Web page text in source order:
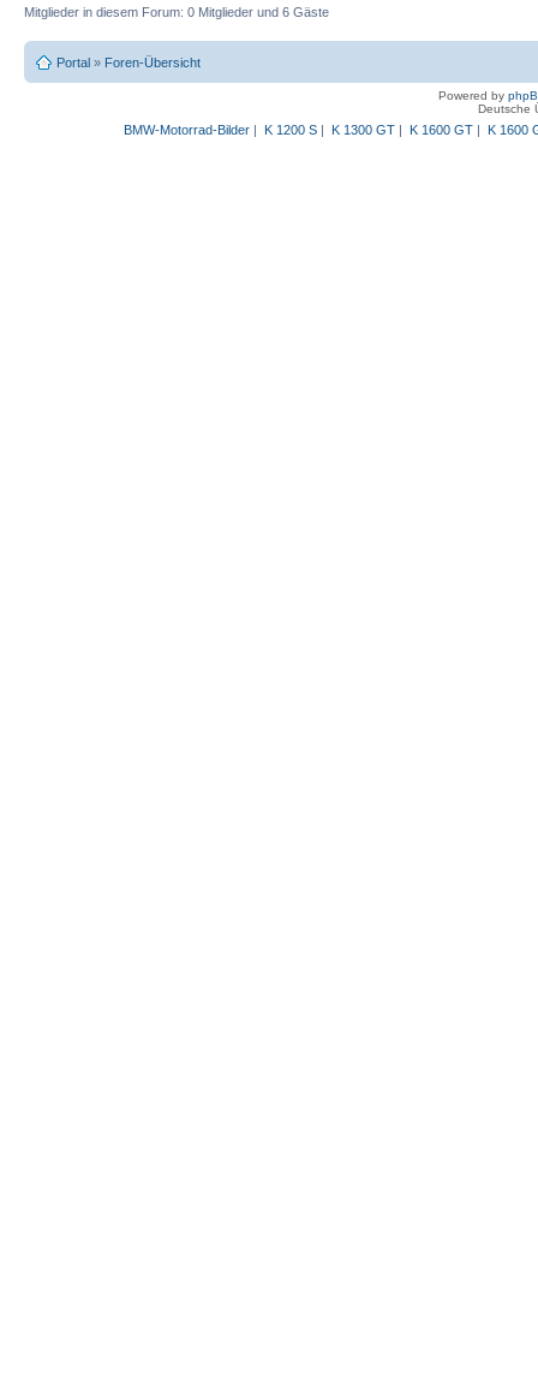
Mitglieder in diesem Forum: 0 Mitglieder und 6 Gäste
Portal » Foren-Übersicht
Powered by
Deutsche
BMW-Motorrad-Bilder| K 1200 S| K 1300 GT| K 1600 GT| K 1600